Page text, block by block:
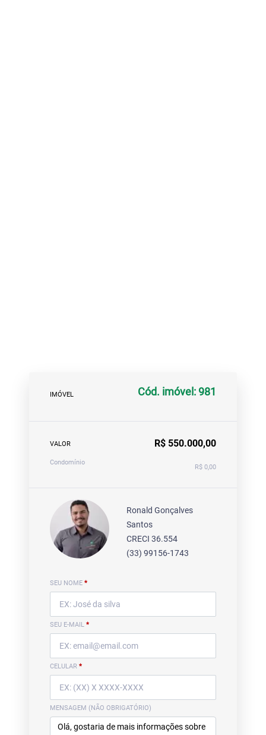
IMÓVEL Cód. imóvel: 981
VALOR R$ 550.000,00
Condomínio
R$ 0,00
Ronald Gonçalves
Santos
CRECI 36.554
(33) 99156-1743
SEU NOME *
SEU E-MAIL *
CELULAR *
MENSAGEM (NÃO OBRIGATÓRIO)